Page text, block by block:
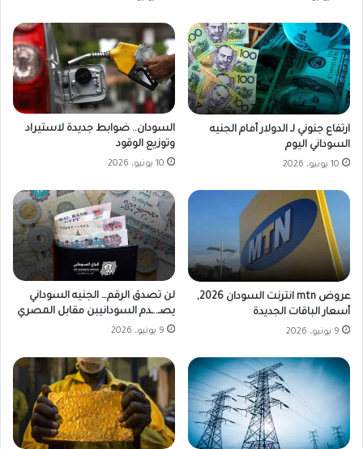
ارتفاع جنوني لـ الدولار أمام الجنيه
السوداني اليوم
10 يونيو، 2026
السودان.. ضوابط جديدة لاستيراد
وتوزيع الوقود
10 يونيو، 2026
عروض mtn انترنت السودان 2026,
أسعار الباقات الجديدة
9 يونيو، 2026
لن تصدق الرقم… الجنيه السوداني
يصـ..ـدم السودانيبن مقابل المصري
9 يونيو، 2026